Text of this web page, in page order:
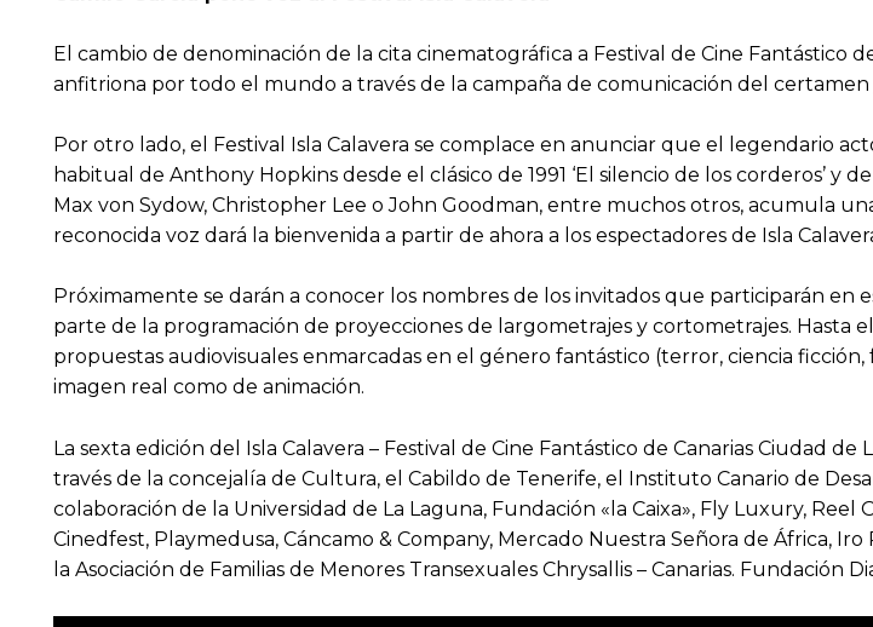
El cambio de denominación de la cita cinematográfica a Festival de Cine Fantástico
anfitriona por todo el mundo a través de la campaña de comunicación del
Por otro lado, el Festival Isla Calavera se complace en anunciar que el legendario
habitual de Anthony Hopkins desde el clásico de 1991 ‘El silencio de los corderos’
Max von Sydow, Christopher Lee o John Goodman, entre muchos otros, acumula
reconocida voz dará la bienvenida a partir de ahora a los espectadores de Isla
Próximamente se darán a conocer los nombres de los invitados que participarán
parte de la programación de proyecciones de largometrajes y cortometrajes.
propuestas audiovisuales enmarcadas en el género fantástico (terror, ciencia
imagen real como de animación.
La sexta edición del Isla Calavera – Festival de Cine Fantástico de Canarias Ciudad
través de la concejalía de Cultura, el Cabildo de Tenerife, el Instituto Canario de
colaboración de la Universidad de La Laguna, Fundación «la Caixa», Fly Luxury,
Cinedfest, Playmedusa, Cáncamo & Company, Mercado Nuestra Señora de África,
la Asociación de Familias de Menores Transexuales Chrysallis – Canarias. Fundación